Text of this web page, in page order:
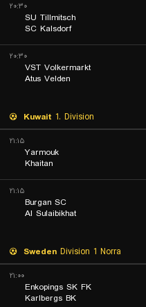
۲۰:۳۰
SU Tillmitsch
SC Kalsdorf
۲۰:۳۰
VST Volkermarkt
Atus Velden
Kuwait 1. Division
۲۱:۱۵
Yarmouk
Khaitan
۲۱:۱۵
Burgan SC
Al Sulaibikhat
Sweden Division 1 Norra
۲۱:۰۰
Enkopings SK FK
Karlbergs BK